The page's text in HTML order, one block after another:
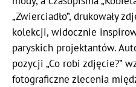
„Zwierciadło”, drukowały
kolekcji, widocznie
paryskich projektantów.
pozycji „Co robi zdjęcie?”
fotograficzne zlecenia